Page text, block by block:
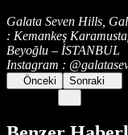
Galata Seven Hills,
: Kemankeş
Beyoğlu – İSTANBUL
Instagram :
Önceki Sonraki